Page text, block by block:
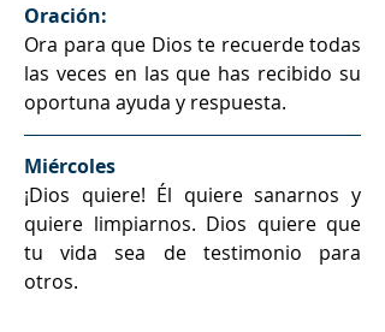
Oración:
Ora para que Dios te recuerde todas
las veces en las que has recibido su
oportuna ayuda y respuesta.
Miércoles
¡Dios quiere! Él quiere sanarnos y
quiere limpiarnos. Dios quiere que
tu vida sea de testimonio para
otros.